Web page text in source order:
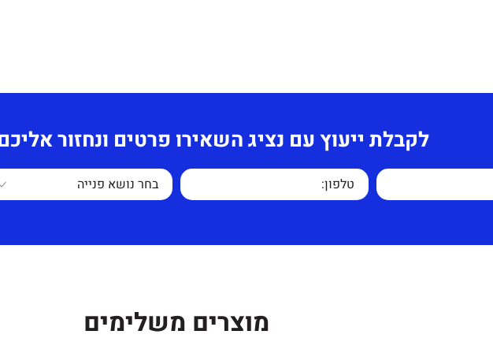
המתנה ואירוח בעל מראה יוקרתי אך
ובעיקר בשביל נוחות המשתמשים.
חזקות צורניות ממתכת בצבע שחור
לקבלת ייעוץ עם נציג השאירו פרטים ונחזור
מוצרים משלימים